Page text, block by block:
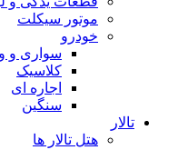
موتور سیکلت
خودرو
سواری و
کلاسیک
اجاره ای
سنگین
تالار
هتل تالار ها